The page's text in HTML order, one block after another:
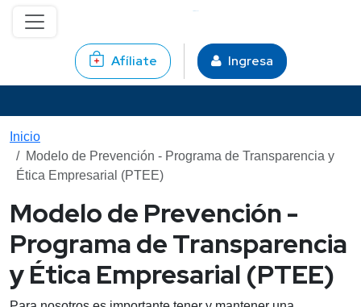
Afíliate Ingresa
Inicio
Modelo de Prevención - Programa de Transparencia y
Ética Empresarial (PTEE)
Modelo de Prevención -
Programa de Transparencia
y Ética Empresarial (PTEE)